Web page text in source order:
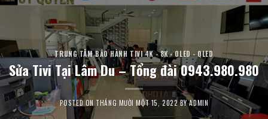
TRUNG TÂM BẢO HÀNH TIVI 4K - 8K - OLED - QLED
Sửa Tivi Tại Lâm Du – Tổng đài 0943.980.980
POSTED ON THÁNG MƯỜI MỘT 15, 2022BYADMIN